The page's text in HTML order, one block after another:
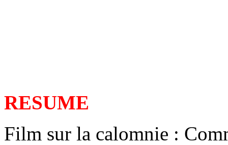
RESUME
Film sur la calomnie :